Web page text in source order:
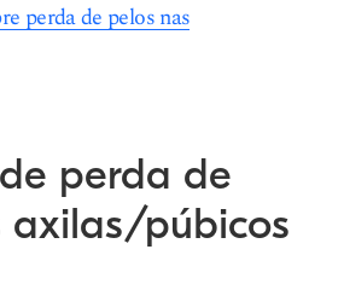
perda de pelos nas
perda de
axilas/púbicos